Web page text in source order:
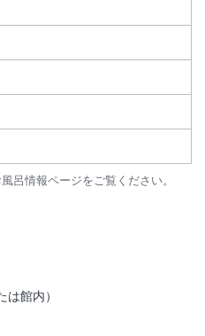
呂情報ページをご覧ください。
館内）